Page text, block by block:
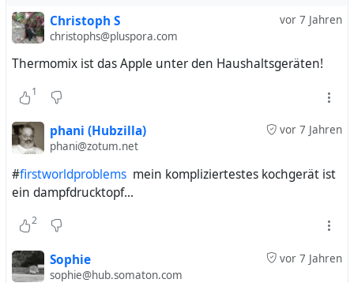
vor 7 Jahren
Christoph S
christophs@pluspora.com
Thermomix ist das Apple unter den Haushaltsgeräten!
1
vor 7 Jahren
phani (Hubzilla)
phani@zotum.net
#firstworldproblems mein kompliziertestes kochgerät ist
ein dampfdrucktopf...
2
vor 7 Jahren
Sophie
sophie@hub.somaton.com